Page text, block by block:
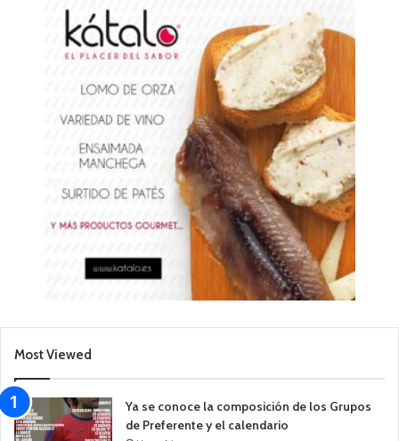
Most Viewed
Ya se conoce la composición de los Grupos
de Preferente y el calendario